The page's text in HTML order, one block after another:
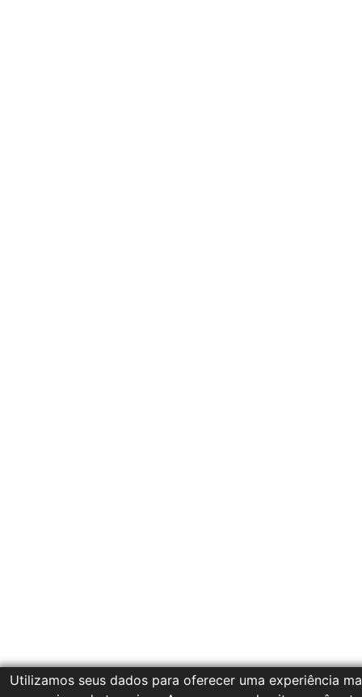
Utilizamos seus dados para oferecer uma experiência